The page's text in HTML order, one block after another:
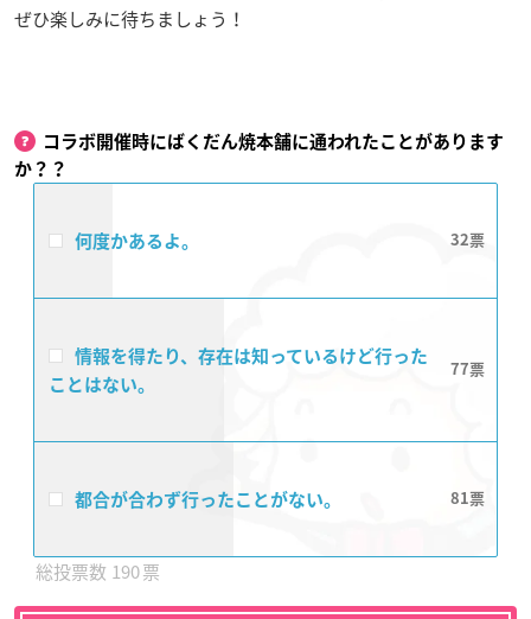
ぜひ楽しみに待ちましょう！
コラボ開催時にばくだん焼本舗に通われたことがあります
か？？
何度かあるよ。 32
情報を得たり、存在は知っているけど行った
ことはない。
77
都合が合わず行ったことがない。 81
190